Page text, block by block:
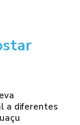
a diferentes